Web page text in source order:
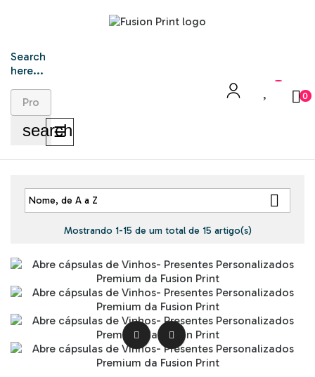
Search
here...
search
0
Toggle
navigation
☰
Nome, de A a Z 
Mostrando 1-15 de um total de 15 artigo(s)
 